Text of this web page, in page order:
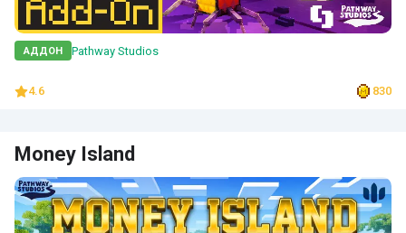
АДДОН Pathway Studios
4.6 830
Money Island